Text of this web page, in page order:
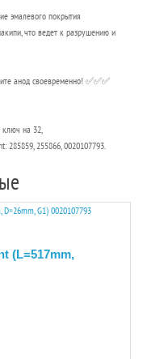
эмалевого покрытия
что ведет к разрушению и
анод своевременно! ✅✅✅
ключ на 32,
285859, 255866, 0020107793.
(L=517mm,